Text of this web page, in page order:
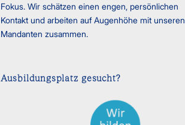
Fokus. Wir schätzen einen engen, persönlichen
Kontakt und arbeiten auf Augenhöhe mit unseren
Mandanten zusammen.
Ausbildungsplatz gesucht?